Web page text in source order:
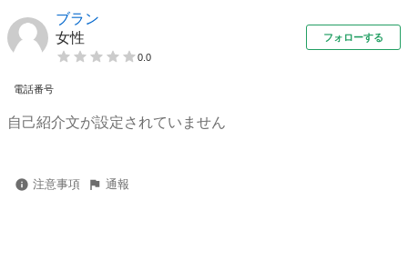
ブラン
女性
0.0
フォローする
電話番号
自己紹介文が設定されていません
注意事項 通報